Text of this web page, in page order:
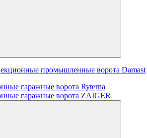
промышленные ворота Damast
гаражные ворота Ryterna
гаражные ворота ZAIGER